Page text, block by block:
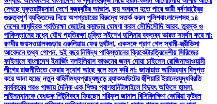
দেখছে যুক্তরাষ্ট্রসারা দেশে বজ্রবৃষ্টির আভাস, ছয় অঞ্চলে হতে পারে ভারী বর্ষণরাষ্ট্রের
গুরুত্বপূর্ণ ব্যক্তিদের নিয়ে অপপ্রচারের বিরুদ্ধে সতর্ক করল পুলিশবাংলাদেশসহ ১৪
দেশের সামুদ্রিক প্রতিরক্ষা জোটের কমান্ডার ঘোষণা করল সৌদিসৌদি আরব, তুরস্ক ও
পাকিস্তানের মধ্যে যৌথ প্রতিরক্ষা চুক্তি সইশেখ হাসিনার বক্তব্য ভারত সমর্থন করে না:
রণধীর জয়সওয়ালবগুড়ার এরুলিয়ায় ফের দুর্ঘটনা, একসঙ্গে প্রাণ গেল স্বামী-স্ত্রীভিসা
আবেদনে তথ্য গোপন, দুই বছর নিষিদ্ধ পাকিস্তানের ক্রিকেটারত্রিদেশীয় সিরিজের
ফাইনালে বাংলাদেশ ইমার্জিং দলইলিয়াস কাঞ্চনের জন্য দোয়া চাইলেন রোজিনাআওয়ামী
লীগের রাজনীতিতে ফেরার সুযোগ আছে বলে মনে করি না: জামায়াত আমিরর‍্যাব বিলুপ্ত
করে আনা হচ্ছে নতুন বাহিনীমধ্যপ্রাচ্যজুড়ে ব্ল্যাকআউটের হুঁশিয়ারি ইরানেরযুদ্ধবিরতি
কার্যকরের পরও গাজায় দৈনিক এক শিশুর প্রাণহানিটাঙ্গাইলে বিদ্যুৎ অফিসে হামলা,
লাইনম্যানকে বেধড়ক পিটুনিকবে ফিরছেন শরিফুল জানাল বিসিবিদক্ষিণ কোরিয়া ফুটবল